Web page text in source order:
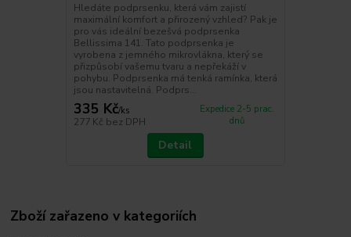
Hledáte podprsenku, která vám zajistí
maximální komfort a přirozený vzhled? Pak je
pro vás ideální bezešvá podprsenka
Bellissima 141. Tato podprsenka je
vyrobena z jemného mikrovlákna, který se
přizpůsobí vašemu tvaru a nepřekáží v
pohybu. Podprsenka má tenká ramínka, která
jsou nastavitelná. Podprs...
335 Kč/ks
277 Kč bez DPH
Expedice 2-5 prac.
dnů
Detail
Zboží zařazeno v kategoriích